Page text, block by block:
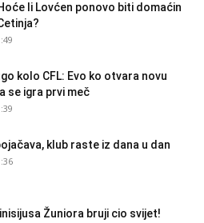
li Lovćen ponovo biti domaćin
kolo CFL: Evo ko otvara novu
se igra prvi meč
klub raste iz dana u dan
Žuniora bruji cio svijet!